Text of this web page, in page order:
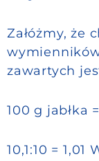
Załóżmy, że
zawartych
100 g jabłka
10,1:10 = 1,01